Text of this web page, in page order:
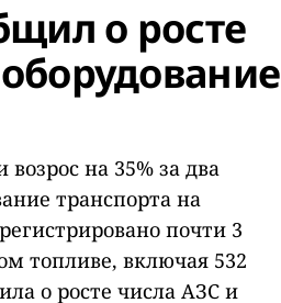
о росте
на 35% за два
транспорта на
почти 3
топливе, включая 532
о росте числа АЗС и